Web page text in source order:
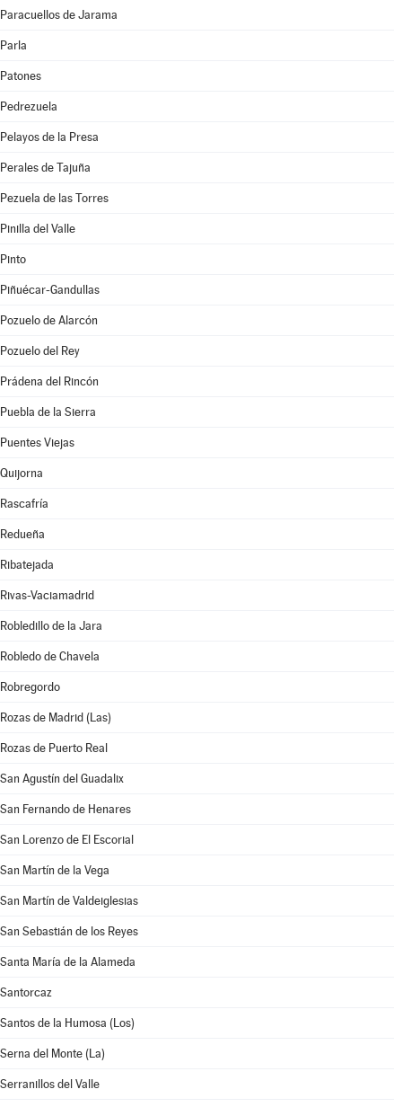
Paracuellos de Jarama
Parla
Patones
Pedrezuela
Pelayos de la Presa
Perales de Tajuña
Pezuela de las Torres
Pinilla del Valle
Pinto
Piñuécar-Gandullas
Pozuelo de Alarcón
Pozuelo del Rey
Prádena del Rincón
Puebla de la Sierra
Puentes Viejas
Quijorna
Rascafría
Redueña
Ribatejada
Rivas-Vaciamadrid
Robledillo de la Jara
Robledo de Chavela
Robregordo
Rozas de Madrid (Las)
Rozas de Puerto Real
San Agustín del Guadalix
San Fernando de Henares
San Lorenzo de El Escorial
San Martín de la Vega
San Martín de Valdeiglesias
San Sebastián de los Reyes
Santa María de la Alameda
Santorcaz
Santos de la Humosa (Los)
Serna del Monte (La)
Serranillos del Valle